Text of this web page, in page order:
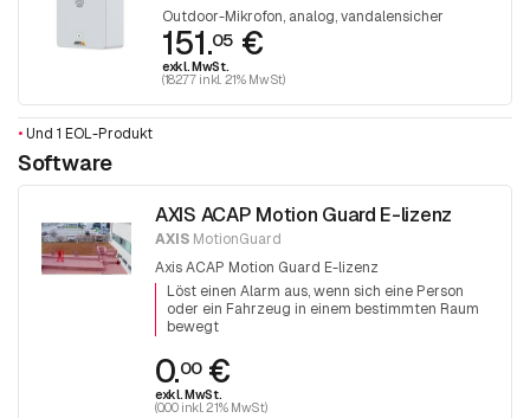
Outdoor-Mikrofon, analog, vandalensicher
151.05 €
exkl. MwSt.
(182.77 inkl. 21% MwSt)
• Und 1 EOL-Produkt
Software
AXIS ACAP Motion Guard E-lizenz
AXIS MotionGuard
Axis ACAP Motion Guard E-lizenz
Löst einen Alarm aus, wenn sich eine Person
oder ein Fahrzeug in einem bestimmten Raum
bewegt
0.00€
exkl. MwSt.
(0.00 inkl. 21% MwSt)